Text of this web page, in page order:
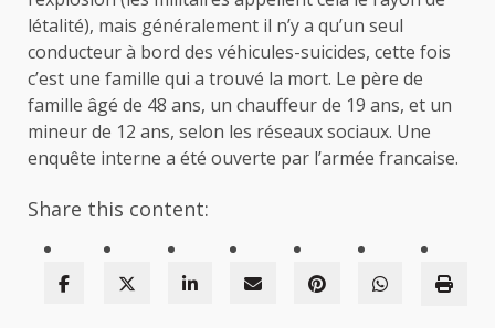
létalité), mais généralement il n’y a qu’un seul
conducteur à bord des véhicules-suicides, cette fois
c’est une famille qui a trouvé la mort. Le père de
famille âgé de 48 ans, un chauffeur de 19 ans, et un
mineur de 12 ans, selon les réseaux sociaux. Une
enquête interne a été ouverte par l’armée francaise.
Share this content: